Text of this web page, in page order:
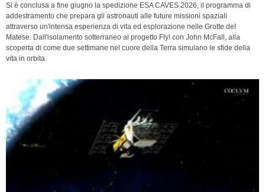
Si è conclusa a fine giugno la spedizione ESA CAVES 2026, il programma di
addestramento che prepara gli astronauti alle future missioni spaziali
attraverso un'intensa esperienza di vita ed esplorazione nelle Grotte del
Matese. Dall'isolamento sotterraneo al progetto Fly! con John McFall, alla
scoperta di come due settimane nel cuore della Terra simulano le sfide della
vita in orbita